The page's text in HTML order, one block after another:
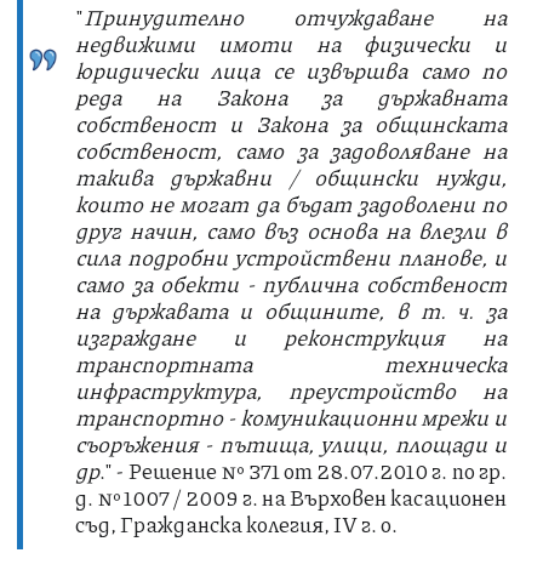
"Принудително отчуждаване на
недвижими имоти на физически и
юридически лица се извършва само по
реда на Закона за държавната
собственост и Закона за общинската
собственост, само за задоволяване на
такива държавни / общински нужди,
които не могат да бъдат задоволени по
друг начин, само въз основа на влезли в
сила подробни устройствени планове, и
само за обекти - публична собственост
на държавата и общините, в т. ч. за
изграждане и реконструкция на
транспортната техническа
инфраструктура, преустройство на
транспортно - комуникационни мрежи и
съоръжения - пътища, улици, площади и
др." - Решение № 371 от 28.07.2010 г. по гр.
д. № 1007 / 2009 г. на Върховен касационен
съд, Гражданска колегия, IV г. о.